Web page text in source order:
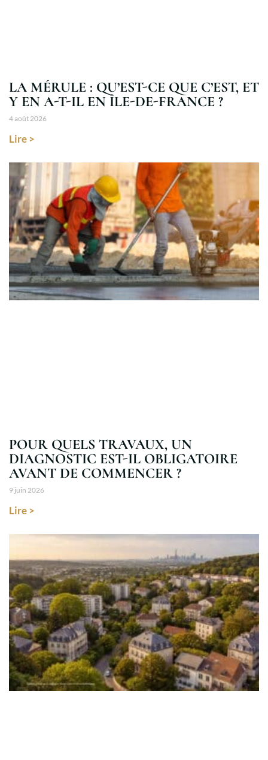
LA MÉRULE : QU’EST-CE QUE C’EST, ET
Y EN A-T-IL EN ÎLE-DE-FRANCE ?
4 août 2026
Lire >
POUR QUELS TRAVAUX, UN
DIAGNOSTIC EST-IL OBLIGATOIRE
AVANT DE COMMENCER ?
9 juin 2026
Lire >